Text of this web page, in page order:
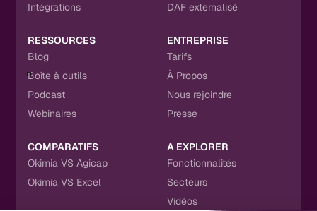
Intégrations
DAF externalisé
RESSOURCES
Blog
Boîte à outils
Podcast
Webinaires
ENTREPRISE
Tarifs
À Propos
Nous rejoindre
Presse
COMPARATIFS
Okimia VS Agicap
Okimia VS Excel
A EXPLORER
Fonctionnalités
Secteurs
Vidéos